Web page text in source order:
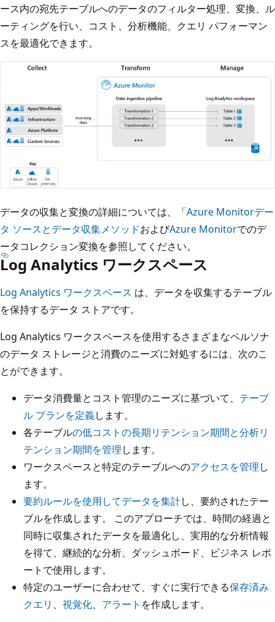
ース内の宛先テーブルへのデータのフィルター処理、変換、ル
ーティングを行い、コスト、分析機能、クエリ パフォーマン
スを最適化できます。
データの収集と変換の詳細については、「Azure Monitorデー
タ ソースとデータ収集メソッドおよびAzure Monitorでのデ
ータコレクション変換を参照してください。
Log Analytics ワークスペース
Log Analytics ワークスペース は、データを収集するテーブル
を保持するデータ ストアです。
Log Analytics ワークスペースを使用するさまざまなペルソナ
のデータ ストレージと消費のニーズに対処するには、次のこ
とができます。
データ消費量とコスト管理のニーズに基づいて、 テーブ
ル プランを定義します。
各テーブルの低コストの長期リテンション期間と分析リ
テンション期間を管理します。
ワークスペースと特定のテーブルへのアクセスを管理し
ます。
要約ルールを使用してデータを集計し、要約されたテー
ブルを作成します。 このアプローチでは、時間の経過と
同時に収集されたデータを最適化し、実用的な分析情報
を得て、継続的な分析、ダッシュボード、ビジネス レポ
ートで使用します。
特定のユーザーに合わせて、すぐに実行できる保存済み
クエリ 、 視覚化、 アラート を作成します。